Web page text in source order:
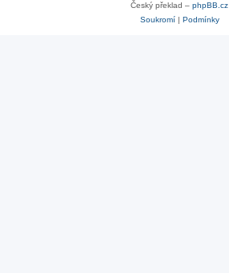
Český překlad – phpBB.cz
Soukromí| Podmínky